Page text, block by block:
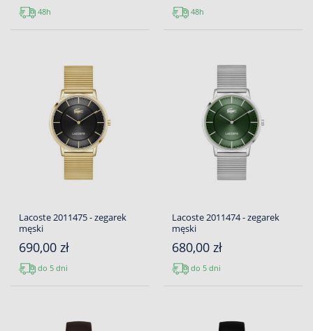
48h 48h
Lacoste 2011475 - zegarek
męski
690,00 zł
do 5 dni
Lacoste 2011474 - zegarek
męski
680,00 zł
do 5 dni